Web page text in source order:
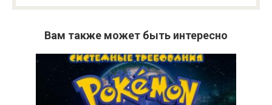
Вам также может быть интересно